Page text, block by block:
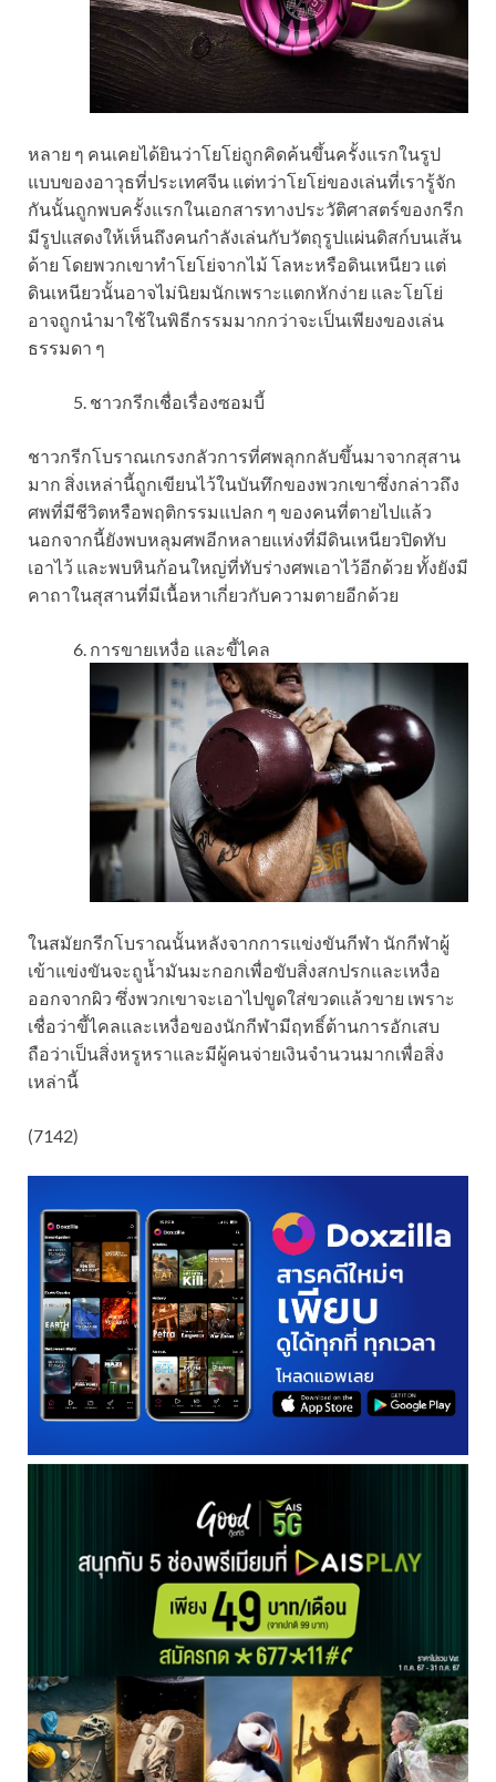
หลาย ๆ คนเคยได้ยินว่าโยโย่ถูกคิดค้นขึ้นครั้งแรกในรูป
แบบของอาวุธที่ประเทศจีน แต่ทว่าโยโย่ของเล่นที่เรารู้จัก
กันนั้นถูกพบครั้งแรกในเอกสารทางประวัติศาสตร์ของกรีก
มีรูปแสดงให้เห็นถึงคนกำลังเล่นกับวัตถุรูปแผ่นดิสก์บนเส้น
ด้าย โดยพวกเขาทำโยโย่จากไม้ โลหะหรือดินเหนียว แต่
ดินเหนียวนั้นอาจไม่นิยมนักเพราะแตกหักง่าย และโยโย่
อาจถูกนำมาใช้ในพิธีกรรมมากกว่าจะเป็นเพียงของเล่น
ธรรมดา ๆ
ชาวกรีกเชื่อเรื่องซอมบี้
ชาวกรีกโบราณเกรงกลัวการที่ศพลุกกลับขึ้นมาจากสุสาน
มาก สิ่งเหล่านี้ถูกเขียนไว้ในบันทึกของพวกเขาซึ่งกล่าวถึง
ศพที่มีชีวิตหรือพฤติกรรมแปลก ๆ ของคนที่ตายไปแล้ว
นอกจากนี้ยังพบหลุมศพอีกหลายแห่งที่มีดินเหนียวปิดทับ
เอาไว้ และพบหินก้อนใหญ่ที่ทับร่างศพเอาไว้อีกด้วย ทั้งยังมี
คาถาในสุสานที่มีเนื้อหาเกี่ยวกับความตายอีกด้วย
การขายเหงื่อ และขี้ไคล
ในสมัยกรีกโบราณนั้นหลังจากการแข่งขันกีฬา นักกีฬาผู้
เข้าแข่งขันจะถูน้ำมันมะกอกเพื่อขับสิ่งสกปรกและเหงื่อ
ออกจากผิว ซึ่งพวกเขาจะเอาไปขูดใส่ขวดแล้วขาย เพราะ
เชื่อว่าขี้ไคลและเหงื่อของนักกีฬามีฤทธิ์ต้านการอักเสบ
ถือว่าเป็นสิ่งหรูหราและมีผู้คนจ่ายเงินจำนวนมากเพื่อสิ่ง
เหล่านี้
(7142)